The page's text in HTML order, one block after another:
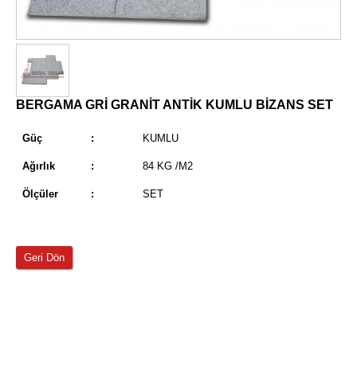
BERGAMA GRİ GRANİT ANTİK KUMLU BİZANS SET
Güç : KUMLU
Ağırlık : 84 KG /M2
Ölçüler : SET
Geri Dön